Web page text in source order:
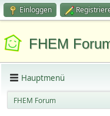
Einloggen
FHEM
Hauptmenü
FHEM Forum